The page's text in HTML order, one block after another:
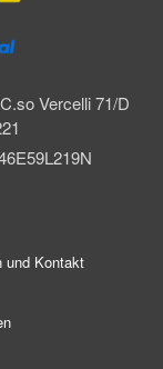
Vercelli 71/D
und Kontakt